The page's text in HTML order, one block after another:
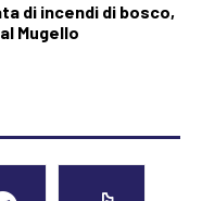
di incendi di bosco,
Mugello